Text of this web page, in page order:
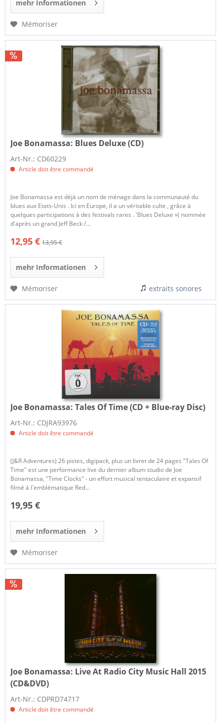
mehr Informationen
Mémoriser
Joe Bonamassa: Blues Deluxe (CD)
Art-Nr.: CD60229
Article doit être commandé
Joe Bonamassa est déjà un nom de ménage dans la communauté du
blues aux Etats-Unis . Ici en Europe, il a un véritable culte , grâce à
quelques participations à des festivals rares . 'Blues Deluxe »( nommée
d'après un grand Jeff Beck /...
12,95 € 13,95 €
mehr Informationen
Mémoriser extraits sonores
Joe Bonamassa:Tales Of Time (CD + Blue-ray Disc)
Art-Nr.: CDJRA93976
Article doit être commandé
(J&R Adventures) 26 pistes, digipack, plus un livret de 24 pages "Tales Of
Time" est une performance live du dernier album studio de Joe
Bonamassa, "Time Clocks" - un effort musical tentaculaire et expansif
filmé à l'emblématique Red...
19,95 €
mehr Informationen
Mémoriser
Joe Bonamassa: Live At Radio City Music Hall 2015
(CD&DVD)
Art-Nr.: CDPRD74717
Article doit être commandé